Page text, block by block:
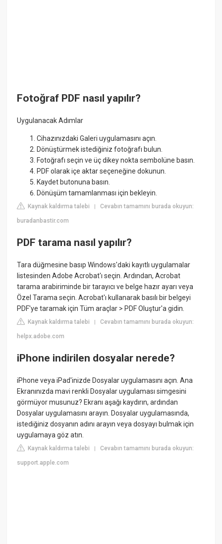
Fotoğraf PDF nasıl yapılır?
Uygulanacak Adımlar
Cihazınızdaki Galeri uygulamasını açın.
Dönüştürmek istediğiniz fotoğrafı bulun.
Fotoğrafı seçin ve üç dikey nokta sembolüne basın.
PDF olarak içe aktar seçeneğine dokunun.
Kaydet butonuna basın.
Dönüşüm tamamlanması için bekleyin.
Kaynak kaldırma talebi |Cevabın tamamını burada okuyun:
buradanbastir.com
PDF tarama nasıl yapılır?
Tara düğmesine basıp Windows'daki kayıtlı uygulamalar
listesinden Adobe Acrobat'ı seçin. Ardından, Acrobat
tarama arabiriminde bir tarayıcı ve belge hazır ayarı veya
Özel Tarama seçin. Acrobat'ı kullanarak basılı bir belgeyi
PDF'ye taramak için Tüm araçlar > PDF Oluştur'a gidin.
Kaynak kaldırma talebi |Cevabın tamamını burada okuyun:
helpx.adobe.com
iPhone indirilen dosyalar nerede?
iPhone veya iPad'inizde Dosyalar uygulamasını açın. Ana
Ekranınızda mavi renkli Dosyalar uygulaması simgesini
görmüyor musunuz? Ekranı aşağı kaydırın, ardından
Dosyalar uygulamasını arayın. Dosyalar uygulamasında,
istediğiniz dosyanın adını arayın veya dosyayı bulmak için
uygulamaya göz atın.
Kaynak kaldırma talebi |Cevabın tamamını burada okuyun:
support.apple.com